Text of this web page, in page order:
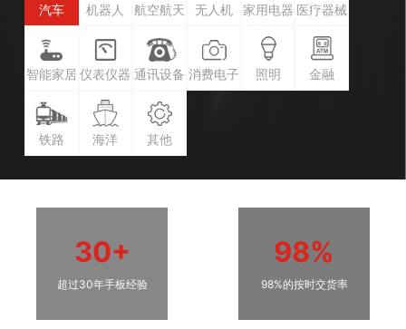
汽车 机器人 航空航天 无人机 家用电器 医疗器械
智能家居 仪表仪器 通讯设备 消费电子 照明 金融
铁路 海洋 其他
30+
超过30年手板经验
98%
98%的按时交货率